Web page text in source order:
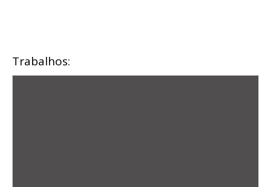
Trabalhos: